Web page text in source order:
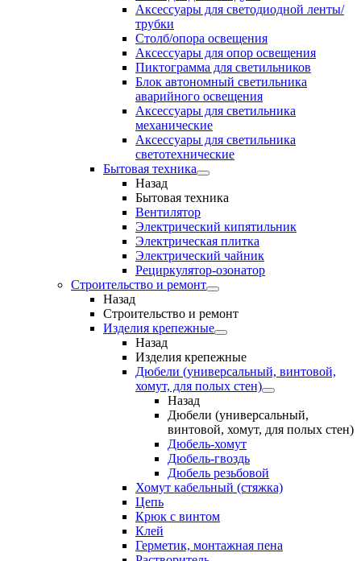
Аксессуары для светодиодной ленты/
трубки
Столб/опора освещения
Аксессуары для опор освещения
Пиктограмма для светильников
Блок автономный светильника
аварийного освещения
Аксессуары для светильника
механические
Аксессуары для светильника
светотехнические
Бытовая техника
Назад
Бытовая техника
Вентилятор
Электрический кипятильник
Электрическая плитка
Электрический чайник
Рециркулятор-озонатор
Строительство и ремонт
Назад
Строительство и ремонт
Изделия крепежные
Назад
Изделия крепежные
Дюбели (универсальный, винтовой,
хомут, для полых стен)
Назад
Дюбели (универсальный,
винтовой, хомут, для полых стен)
Дюбель-хомут
Дюбель-гвоздь
Дюбель резьбовой
Хомут кабельный (стяжка)
Цепь
Крюк с винтом
Клей
Герметик, монтажная пена